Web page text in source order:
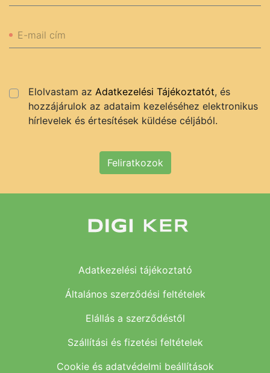
E-mail cím
Elolvastam az Adatkezelési Tájékoztatót, és
hozzájárulok az adataim kezeléséhez elektronikus
hírlevelek és értesítések küldése céljából.
Feliratkozok
Adatkezelési tájékoztató
Általános szerződési feltételek
Elállás a szerződéstől
Szállítási és fizetési feltételek
Cookie és adatvédelmi beállítások